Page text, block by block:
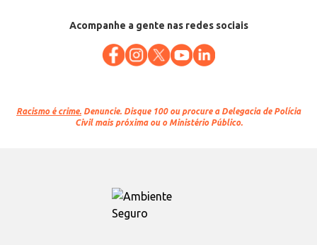
Acompanhe a gente nas redes sociais
Racismo é crime. Denuncie. Disque 100 ou procure a Delegacia de Polícia
Civil mais próxima ou o Ministério Público.